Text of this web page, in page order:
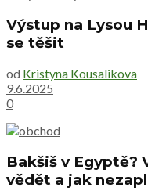
Výstup na Lysou
se těšit
od Kristyna Kousalikova
9.6.2025
0
Bakšiš v Egyptě?
vědět a jak